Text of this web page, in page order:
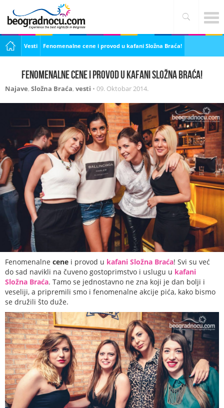
Vesti Fenomenalne cene i provod u kafani Složna Braća!
Fenomenalne cene i provod u kafani Složna Braća!
Najave, Složna Braća, vesti • 09. Oktobar 2014.
Fenomenalne cene i provod u kafani Složna Braća! Svi su već
do sad navikli na čuveno gostoprimstvo i uslugu u kafani
Složna Braća. Tamo se jednostavno ne zna koji je dan bolji i
veseliji, a pripremili smo i fenomenalne akcije pića, kako bismo
se družili što duže.